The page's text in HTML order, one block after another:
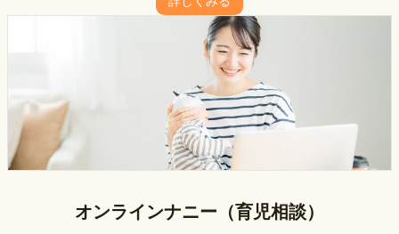
オンラインナニー（育児相談）